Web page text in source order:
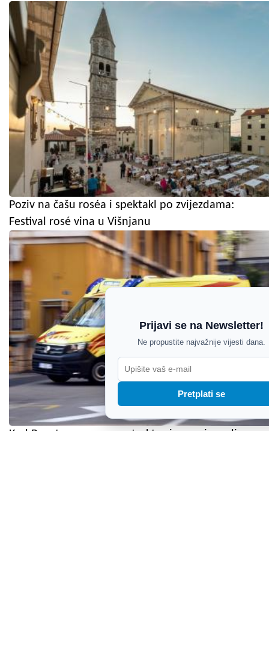
Poziv na čašu roséa i spektakl po zvijezdama:
Festival rosé vina u Višnjanu
Kod Buzeta se prevrnuo traktor i pao niz padinu:
Prijavi se na Newsletter!
Ne propustite najvažnije vijesti dana.
Pretplati se